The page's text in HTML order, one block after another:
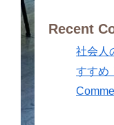
Recent
社会人
すすめ